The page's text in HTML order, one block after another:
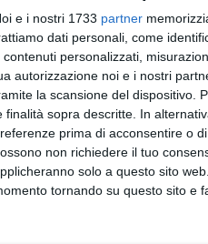
e i nostri 1733 partner
dati personali, come
contenuti personalizzati,
autorizzazione noi e i nostri
la scansione del dispositivo.
finalità sopra descritte. In
prima di acconsentire o
non richiedere il tuo
solo a questo sito
tornando su questo sito e
DELLA MUSICA BALCONI FIORITI